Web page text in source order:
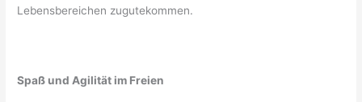
Lebensbereichen zugutekommen.
Spaß und Agilität im Freien